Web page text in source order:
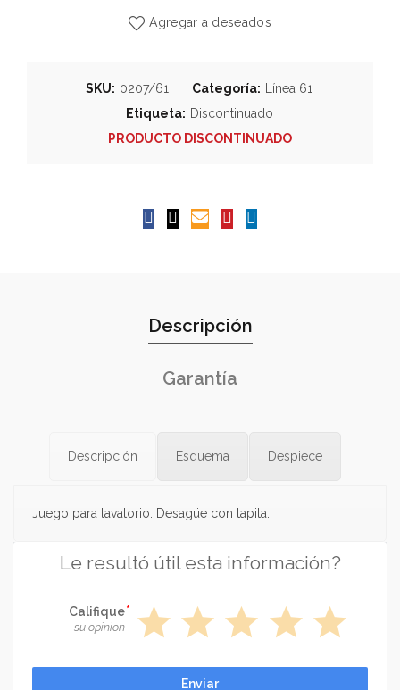
Agregar a deseados
SKU: 0207/61 Categoría:
Línea 61
Etiqueta: Discontinuado
PRODUCTO DISCONTINUADO
Descripción
Garantía
Descripción Esquema Despiece
Juego para lavatorio. Desagüe con tapita.
Le resultó útil esta información?
Califique
su opinion star star star star star
Enviar